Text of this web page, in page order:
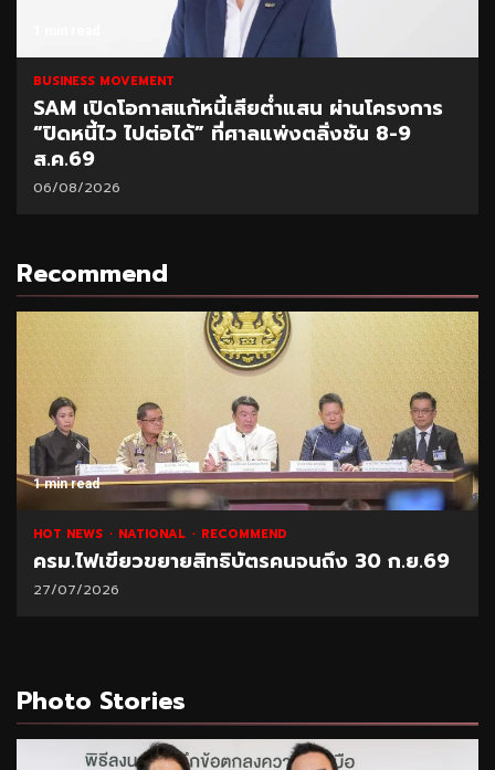
BUSINESS MOVEMENT
SAM เปิดโอกาสแก้หนี้เสียต่ำแสน ผ่านโครงการ
“ปิดหนี้ไว ไปต่อได้” ที่ศาลแพ่งตลิ่งชัน 8-9
ส.ค.69
06/08/2026
Recommend
1 min read
HOT NEWS NATIONAL RECOMMEND
ครม.ไฟเขียวขยายสิทธิบัตรคนจนถึง 30 ก.ย.69
27/07/2026
Photo Stories